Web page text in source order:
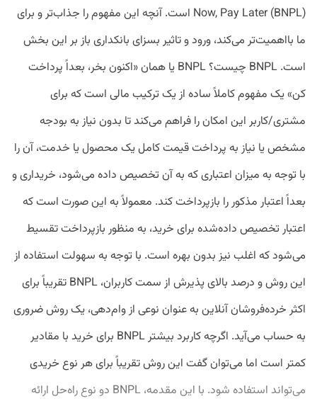
Now, Pay Later (BNPL) است. آنچه این مفهوم را جذاب‌تر و برای
ما بااهمیت‌تر می‌کند، ورود و تاثیر بسزای بانکداری باز بر این بخش
است. BNPL چیست؟ BNPL یا همان «اکنون بخر، بعداً پرداخت
کن» یک مفهوم کاملاً ساده از یک ترکیب مالی است که برای
مشتری/کاربر این امکان را فراهم می‌کند تا بدون نیاز به بودجه
مشخص یا نیاز به پرداخت قیمت کامل یک محصول یا خدمت، آن را
با توجه به میزان اعتباری که به آن تخصیص داده می‌شود، خریداری و
بعداً اعتبار مذکور را بازپرداخت کند. معمولاً به این صورت است که
اعتبار تخصیص داده‌شده برای خرید، به‌ منظور بازپرداخت تقسیط
می‌شود که اغلب نیز بدون بهره است. با توجه به سهولت استفاده از
این روش و درصد بالای پذیرش از سمت کاربران، BNPL تقریباً برای
اکثر خرده‌فروشان آنلاین به عنوان نوعی از وام‌دهی، یک روش ضروری
به حساب می‌آید. اگرچه کاربرد بیشتر BNPL برای خرید با مقادیر
کمتر است اما می‌توان گفت این روش تقریباً برای هر نوع خریدی
می‌تواند استفاده شود. با این مقدمه، BNPL دو نوع راه‌حل ارائه